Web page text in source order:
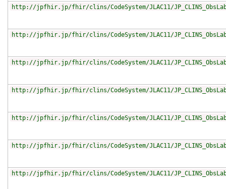
http://jpfhir.jp/fhir/clins/CodeSystem/JLAC11/
http://jpfhir.jp/fhir/clins/CodeSystem/JLAC11/
http://jpfhir.jp/fhir/clins/CodeSystem/JLAC11/
http://jpfhir.jp/fhir/clins/CodeSystem/JLAC11/
http://jpfhir.jp/fhir/clins/CodeSystem/JLAC11/
http://jpfhir.jp/fhir/clins/CodeSystem/JLAC11/
http://jpfhir.jp/fhir/clins/CodeSystem/JLAC11/